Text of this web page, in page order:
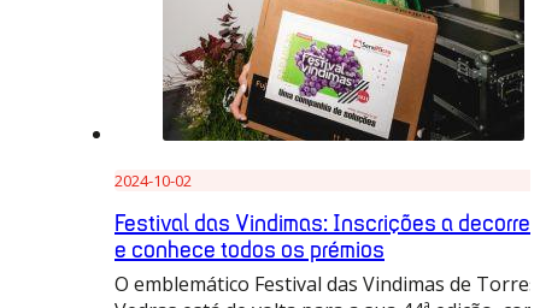
2024-10-02
Festival das Vindimas: Inscrições a decorrer
e conhece todos os prémios
O emblemático Festival das Vindimas de Torres